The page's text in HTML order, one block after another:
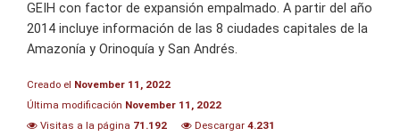
GEIH con factor de expansión empalmado. A partir del año
2014 incluye información de las 8 ciudades capitales de la
Amazonía y Orinoquía y San Andrés.
Creado el November 11, 2022
Última modificación November 11, 2022
Visitas a la página 71.192 Descargar 4.231